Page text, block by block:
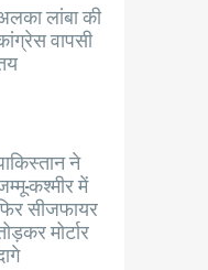
लांबा की
वापसी
ने
कश्मीर में
सीजफायर
मोर्टार